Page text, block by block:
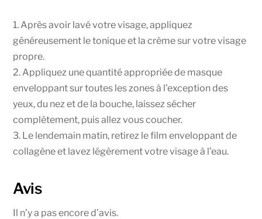
1. Après avoir lavé votre visage, appliquez
généreusement le tonique et la crème sur votre visage
propre.
2. Appliquez une quantité appropriée de masque
enveloppant sur toutes les zones à l’exception des
yeux, du nez et de la bouche, laissez sécher
complètement, puis allez vous coucher.
3. Le lendemain matin, retirez le film enveloppant de
collagène et lavez légèrement votre visage à l’eau.
Avis
Il n’y a pas encore d’avis.